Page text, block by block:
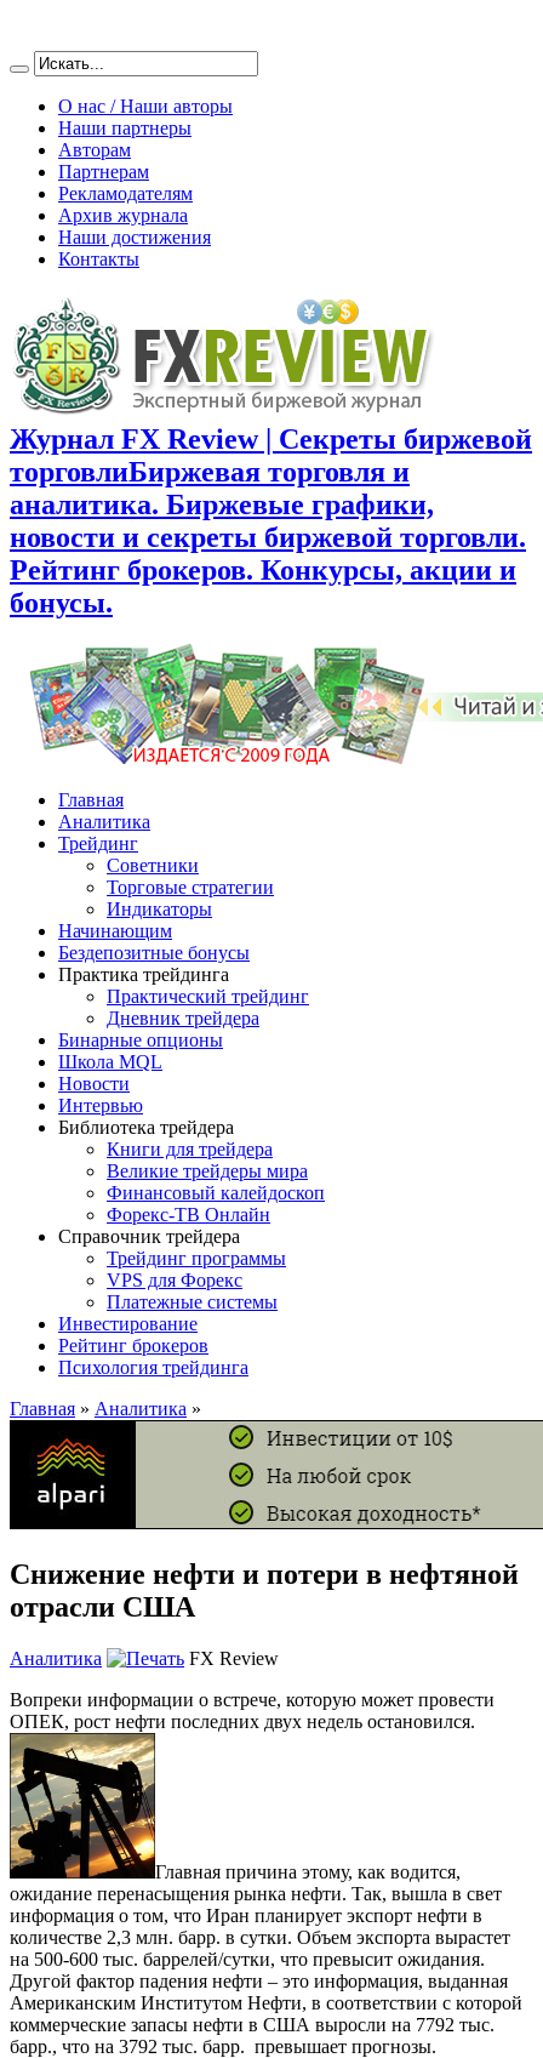
О нас / Наши авторы
Наши партнеры
Авторам
Партнерам
Рекламодателям
Архив журнала
Наши достижения
Контакты
Журнал FX Review | Секреты биржевой
торговлиБиржевая торговля и
аналитика. Биржевые графики,
новости и секреты биржевой торговли.
Рейтинг брокеров. Конкурсы, акции и
бонусы.
Главная
Аналитика
Трейдинг
Советники
Торговые стратегии
Индикаторы
Начинающим
Бездепозитные бонусы
Практика трейдинга
Практический трейдинг
Дневник трейдера
Бинарные опционы
Школа MQL
Новости
Интервью
Библиотека трейдера
Книги для трейдера
Великие трейдеры мира
Финансовый калейдоскоп
Форекс-ТВ Онлайн
Справочник трейдера
Трейдинг программы
VPS для Форекс
Платежные системы
Инвестирование
Рейтинг брокеров
Психология трейдинга
Главная » Аналитика »
Снижение нефти и потери в нефтяной
отрасли США
Аналитика
FX Review
Вопреки информации о встрече, которую может провести
ОПЕК, рост нефти последних двух недель остановился.
Главная причина этому, как водится,
ожидание перенасыщения рынка нефти. Так, вышла в свет
информация о том, что Иран планирует экспорт нефти в
количестве 2,3 млн. барр. в сутки. Объем экспорта вырастет
на 500-600 тыс. баррелей/сутки, что превысит ожидания.
Другой фактор падения нефти – это информация, выданная
Американским Институтом Нефти, в соответствии с которой
коммерческие запасы нефти в США выросли на 7792 тыс.
барр., что на 3792 тыс. барр. превышает прогнозы.